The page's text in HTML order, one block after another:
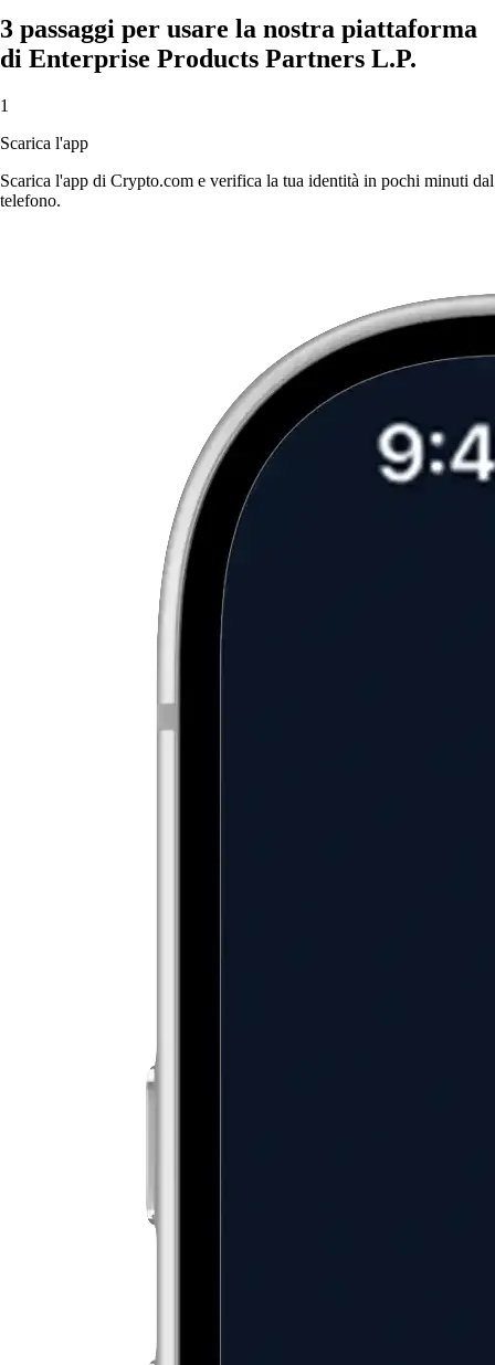
3 passaggi per usare la nostra piattaforma
di Enterprise Products Partners L.P.
1
Scarica l'app
Scarica l'app di Crypto.com e verifica la tua identità in pochi minuti dal
telefono.